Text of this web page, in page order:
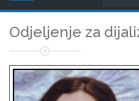
Odjeljenje za